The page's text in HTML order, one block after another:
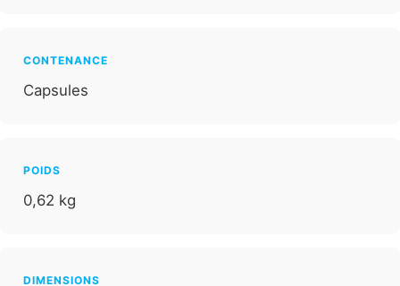
CONTENANCE
Capsules
POIDS
0,62 kg
DIMENSIONS